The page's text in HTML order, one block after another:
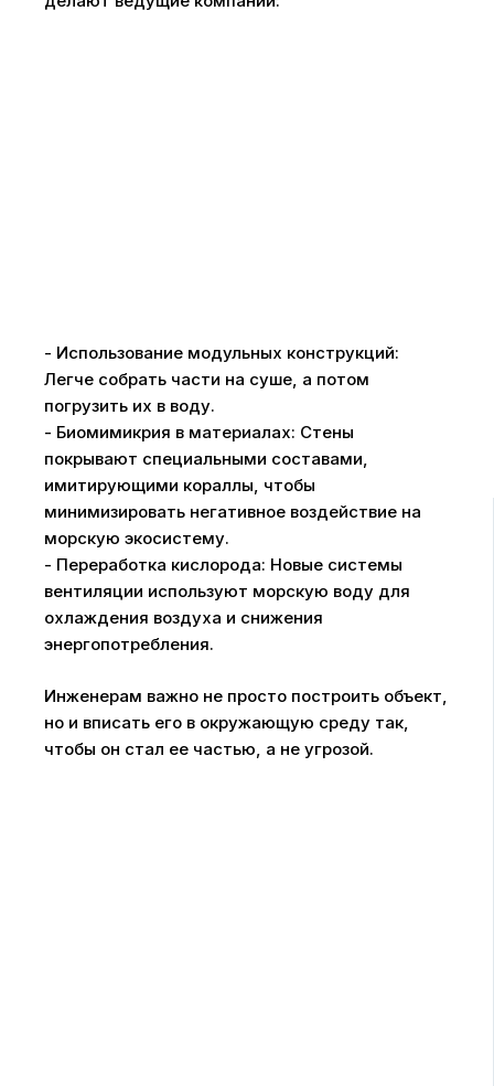
- Использование модульных конструкций:
Легче собрать части на суше, а потом
погрузить их в воду.
- Биомимикрия в материалах: Стены
покрывают специальными составами,
имитирующими кораллы, чтобы
минимизировать негативное воздействие на
морскую экосистему.
- Переработка кислорода: Новые системы
вентиляции используют морскую воду для
охлаждения воздуха и снижения
энергопотребления.
Инженерам важно не просто построить объект,
но и вписать его в окружающую среду так,
чтобы он стал ее частью, а не угрозой.